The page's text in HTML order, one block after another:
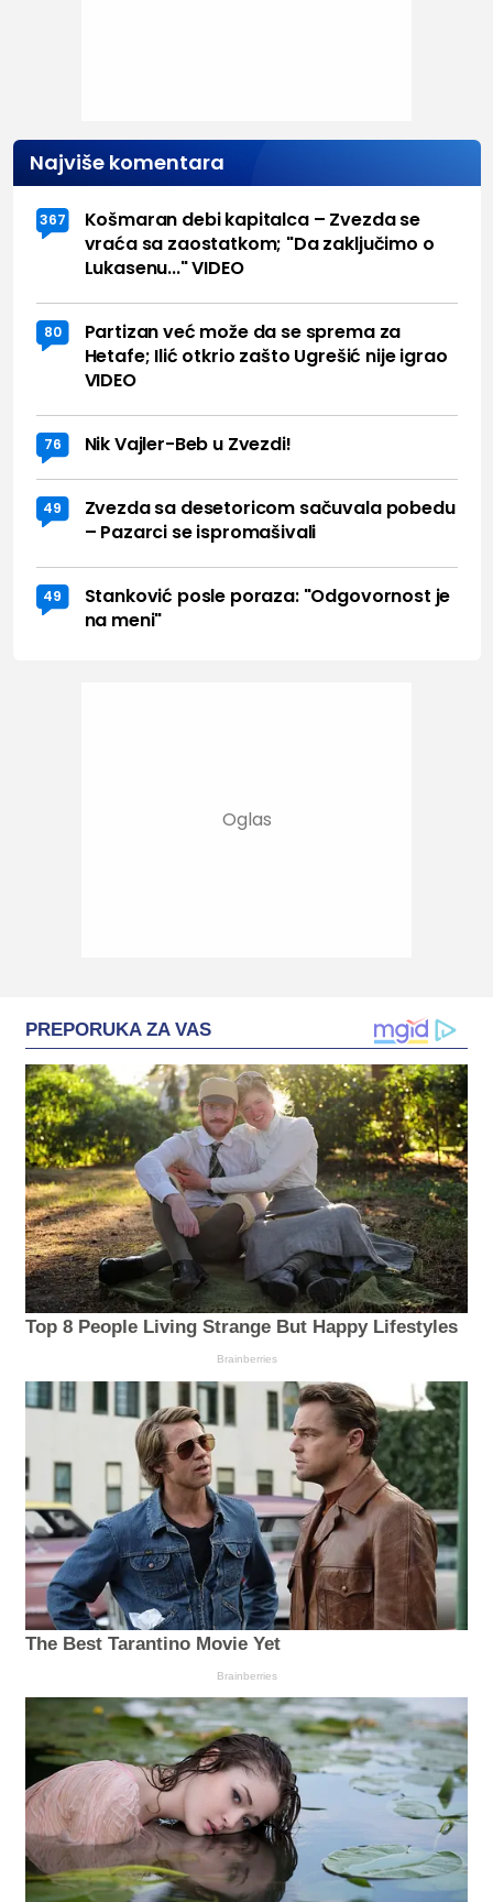
Najviše komentara
367
Košmaran debi kapitalca – Zvezda se
vraća sa zaostatkom; "Da zaključimo o
Lukasenu..." VIDEO
80
Partizan već može da se sprema za
Hetafe; Ilić otkrio zašto Ugrešić nije igrao
VIDEO
76 Nik Vajler-Beb u Zvezdi!
49
Zvezda sa desetoricom sačuvala pobedu
– Pazarci se ispromašivali
49
Stanković posle poraza: "Odgovornost je
na meni"
PREPORUKA ZA VAS
Top 8 People Living Strange But Happy Lifestyles
Brainberries
The Best Tarantino Movie Yet
Brainberries